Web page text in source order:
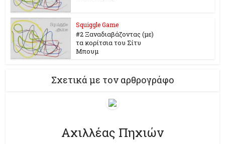
Squiggle Game
#2 Ξαναδιαβάζοντας (με)
τα κορίτσια του Σίτυ
Μπουμ
Σχετικά με τον αρθρογράφο
Αχιλλέας Πηχιών